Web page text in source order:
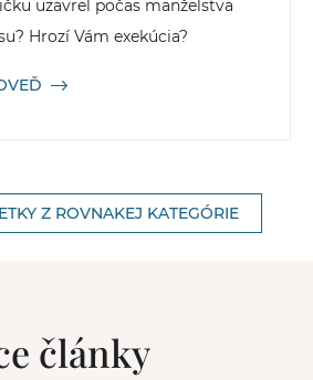
uzavrel počas manželstva
Hrozí Vám exekúcia?
Z ROVNAKEJ KATEGÓRIE
články